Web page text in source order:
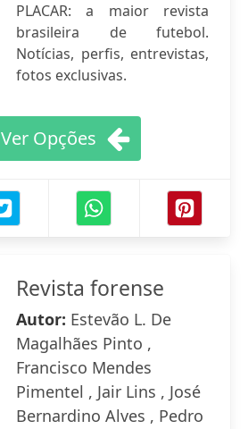
PLACAR: a maior revista
brasileira de futebol.
Notícias, perfis, entrevistas,
fotos exclusivas.
Ver Opções
Revista forense
Autor: Estevão L. De
Magalhães Pinto ,
Francisco Mendes
Pimentel , Jair Lins , José
Bernardino Alves , Pedro